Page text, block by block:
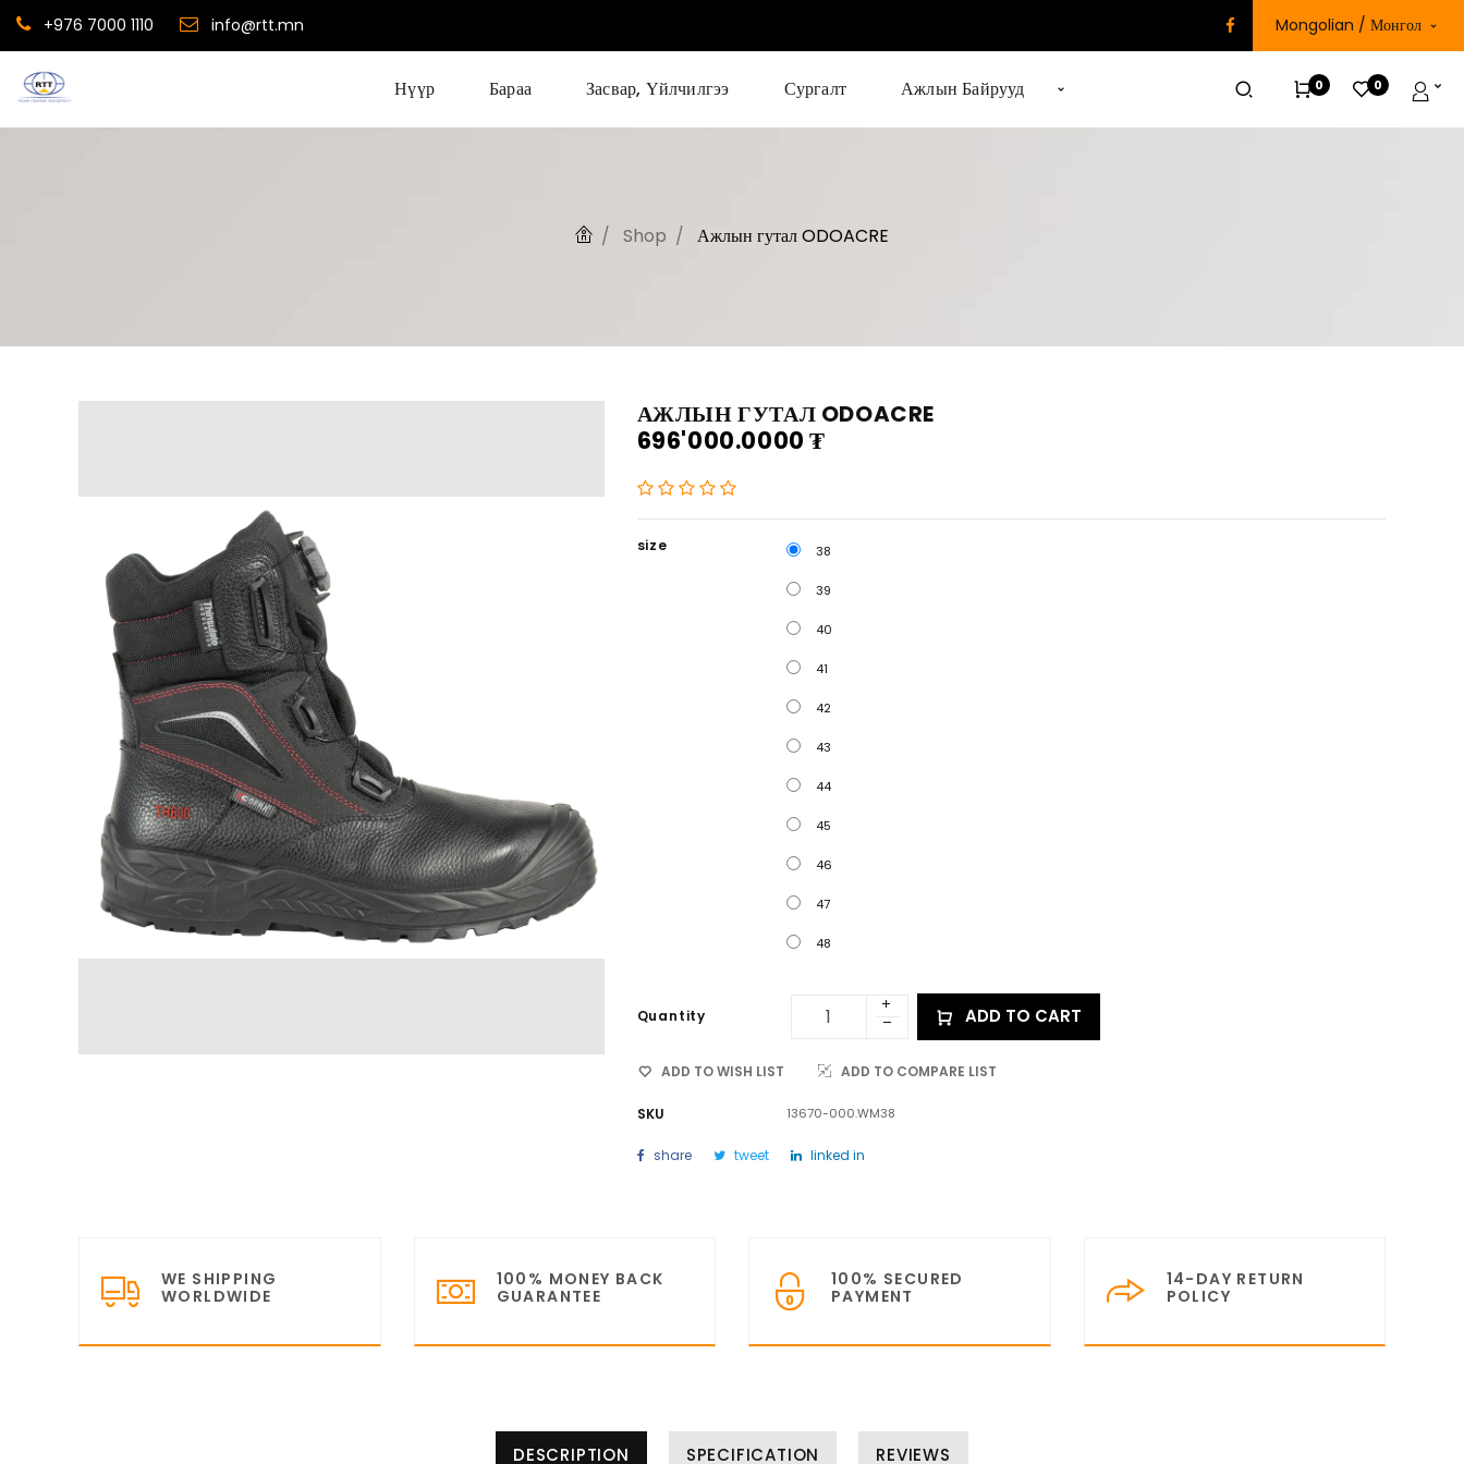
+976 7000 1110 info@rtt.mn Mongolian / Монгол
Нүүр Бараа Засвар, Үйлчилгээ Сургалт Ажлын Байрууд 0 0
Shop Ажлын гутал ODOACRE
АЖЛЫН ГУТАЛ ODOACRE
696'000.0000 ₮
size 38
39
40
41
42
43
44
45
46
47
48
Quantity ADD TO CART
ADD TO WISH LIST ADD TO COMPARE LIST
SKU 13670-000.WM38
share tweet linked in
WE SHIPPING
WORLDWIDE
100% MONEY BACK
GUARANTEE
100% SECURED
PAYMENT
14-DAY RETURN
POLICY
DESCRIPTION SPECIFICATION REVIEWS